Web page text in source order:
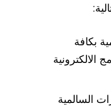
بكافة
الالكترونية
السالمية